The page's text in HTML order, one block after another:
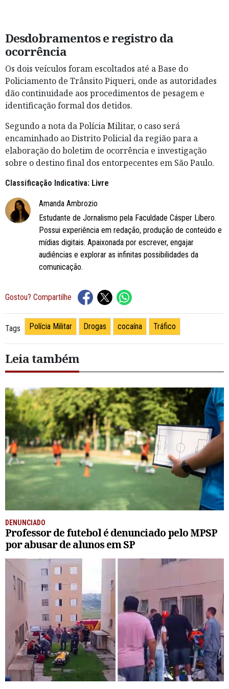
Desdobramentos e registro da
ocorrência
Os dois veículos foram escoltados até a Base do
Policiamento de Trânsito Piqueri, onde as autoridades
dão continuidade aos procedimentos de pesagem e
identificação formal dos detidos.
Segundo a nota da Polícia Militar, o caso será
encaminhado ao Distrito Policial da região para a
elaboração do boletim de ocorrência e investigação
sobre o destino final dos entorpecentes em São Paulo.
Classificação Indicativa: Livre
Amanda Ambrozio
Estudante de Jornalismo pela Faculdade Cásper Líbero.
Possui experiência em redação, produção de conteúdo e
mídias digitais. Apaixonada por escrever, engajar
audiências e explorar as infinitas possibilidades da
comunicação.
Gostou? Compartilhe
Tags Polícia Militar Drogas cocaína Tráfico
Leia também
DENUNCIADO
Professor de futebol é denunciado pelo MPSP
por abusar de alunos em SP